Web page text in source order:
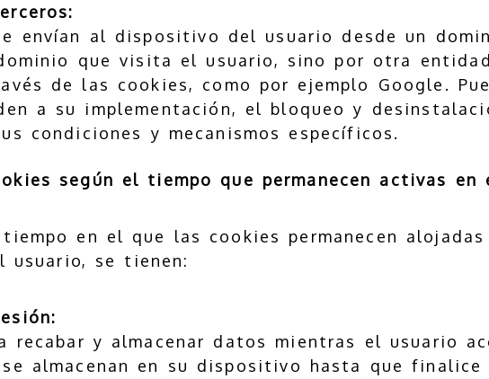
envían al dispositivo del usuario desde un
que visita el usuario, sino por otra
de las cookies, como por ejemplo Google.
a su implementación, el bloqueo y
condiciones y mecanismos específicos.
según el tiempo que permanecen activas
en el que las cookies permanecen
usuario, se tienen:
recabar y almacenar datos mientras el usuario
almacenan en su dispositivo hasta que